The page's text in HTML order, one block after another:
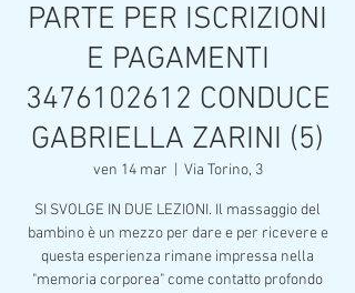
PARTE PER ISCRIZIONI
E PAGAMENTI
3476102612 CONDUCE
GABRIELLA ZARINI (5)
ven 14 mar Via Torino, 3
SI SVOLGE IN DUE LEZIONI. Il massaggio del
bambino è un mezzo per dare e per ricevere e
questa esperienza rimane impressa nella
"memoria corporea" come contatto profondo